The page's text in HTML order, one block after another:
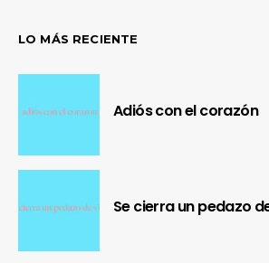
LO MÁS RECIENTE
Adiós con el corazón
Se cierra un pedazo